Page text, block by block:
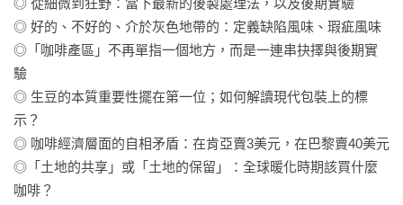
◎ 從細微到狂野：當下最新的後製處理法，以及後期實驗
◎ 好的、不好的、介於灰色地帶的：定義缺陷風味、瑕疵風味
◎「咖啡產區」不再單指一個地方，而是一連串抉擇與後期實
驗
◎ 生豆的本質重要性擺在第一位；如何解讀現代包裝上的標
示？
◎ 咖啡經濟層面的自相矛盾：在肯亞賣3美元，在巴黎賣40美元
◎「土地的共享」或「土地的保留」：全球暖化時期該買什麼
咖啡？